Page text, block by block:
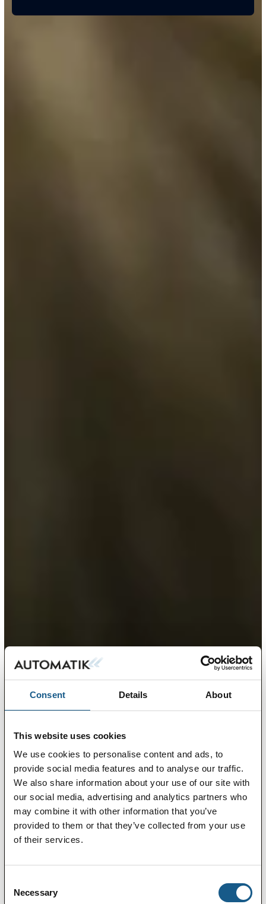
Consent Details About
This website uses cookies
We use cookies to personalise content and ads, to
provide social media features and to analyse our traffic.
We also share information about your use of our site with
our social media, advertising and analytics partners who
may combine it with other information that you’ve
provided to them or that they’ve collected from your use
of their services.
Selection
Necessary